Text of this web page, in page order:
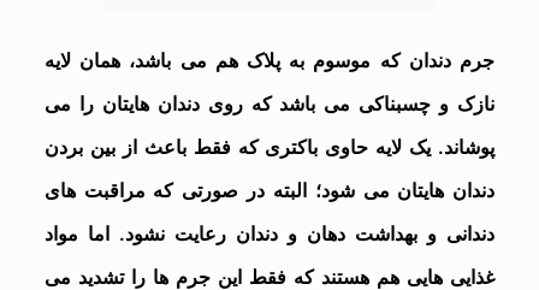
جرم دندان که موسوم به پلاک هم می باشد، همان لایه
نازک و چسبناکی می باشد که روی دندان هایتان را می
پوشاند. یک لایه حاوی باکتری که فقط باعث از بین بردن
دندان هایتان می شود؛ البته در صورتی که مراقبت های
دندانی و بهداشت دهان و دندان رعایت نشود. اما مواد
غذایی هایی هم هستند که فقط این جرم ها را تشدید می